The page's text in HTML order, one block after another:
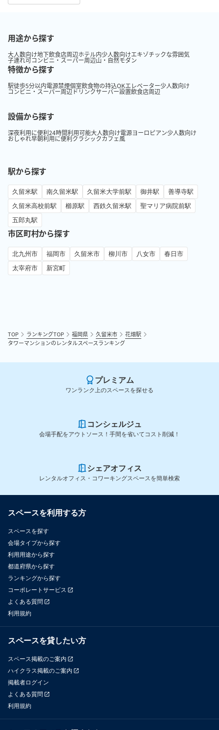
用途から探す
大人数向け地下飲食店周辺ホテル内少人数向けエキゾチックな雰囲気
子連れ可コンビニ・スーパー周辺山・自然モダン
特徴から探す
駅徒歩5分以内電源禁煙個室飲食物の持込OKエレベーター少人数向け
コンビニ・スーパー周辺ドリンクサーバー設置飲食店周辺
設備から探す
深夜利用に便利24時間利用可能大人数向け電源ヨーロピアン少人数向け
おしゃれ早朝利用に便利クラシックカフェ風
駅から探す
久留米駅 南久留米駅 久留米大学前駅 御井駅
善導寺駅
久留米高校前駅
櫛原駅 西鉄久留米駅
聖マリア病院前駅
五郎丸駅
市区町村から探す
北九州市 福岡市 久留米市 柳川市 八女市
春日市
太宰府市
新宮町
TOP ランキングTOP 福岡県 久留米市
花畑駅
タワーマンションのレンタルスペースランキング
プレミアム
ワンランク上のスペースを探せる
コンシェルジュ
会場手配をアウトソース！手間を省いてコスト削減！
シェアオフィス
レンタルオフィス・コワーキングスペースを簡単検索
スペースを利用する方
スペースを探す
会場タイプから探す
利用用途から探す
都道府県から探す
ランキングから探す
コーポレートサービス
よくある質問
利用規約
スペースを貸したい方
スペース掲載のご案内
ハイクラス掲載のご案内
掲載者ログイン
よくある質問
利用規約